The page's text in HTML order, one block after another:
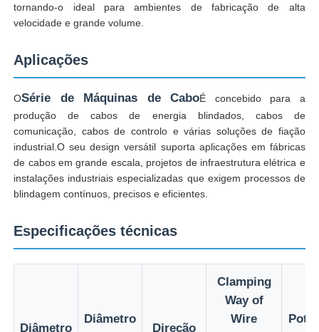
Quem Somos
Fábrica
Controle de Qualidade
Fale Conosco
notícias
Todos os casos
Linha de produção de extrusão
tornando-o ideal para ambientes de fabricação de alta
velocidade e grande volume.
Aplicações
OSérie de Máquinas de CaboÉ concebido para a
produção de cabos de energia blindados, cabos de
comunicação, cabos de controlo e várias soluções de fiação
industrial.O seu design versátil suporta aplicações em fábricas
de cabos em grande escala, projetos de infraestrutura elétrica e
instalações industriais especializadas que exigem processos de
blindagem contínuos, precisos e eficientes.
Especificações técnicas
Diâmetro
Diâmetro
Direção
Clamping
Way of
Wire